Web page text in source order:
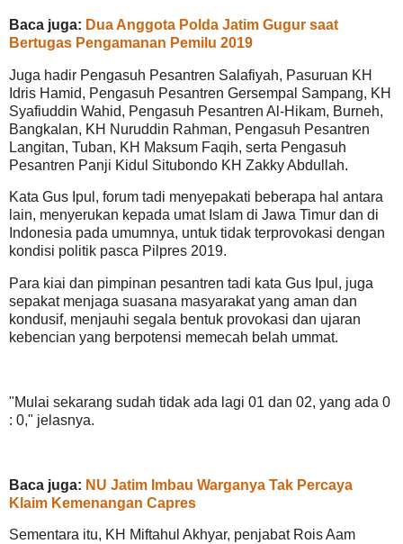
Baca juga: Dua Anggota Polda Jatim Gugur saat
Bertugas Pengamanan Pemilu 2019
Juga hadir Pengasuh Pesantren Salafiyah, Pasuruan KH
Idris Hamid, Pengasuh Pesantren Gersempal Sampang, KH
Syafiuddin Wahid, Pengasuh Pesantren Al-Hikam, Burneh,
Bangkalan, KH Nuruddin Rahman, Pengasuh Pesantren
Langitan, Tuban, KH Maksum Faqih, serta Pengasuh
Pesantren Panji Kidul Situbondo KH Zakky Abdullah.
Kata Gus Ipul, forum tadi menyepakati beberapa hal antara
lain, menyerukan kepada umat Islam di Jawa Timur dan di
Indonesia pada umumnya, untuk tidak terprovokasi dengan
kondisi politik pasca Pilpres 2019.
Para kiai dan pimpinan pesantren tadi kata Gus Ipul, juga
sepakat menjaga suasana masyarakat yang aman dan
kondusif, menjauhi segala bentuk provokasi dan ujaran
kebencian yang berpotensi memecah belah ummat.
"Mulai sekarang sudah tidak ada lagi 01 dan 02, yang ada 0
: 0," jelasnya.
Baca juga: NU Jatim Imbau Warganya Tak Percaya
Klaim Kemenangan Capres
Sementara itu, KH Miftahul Akhyar, penjabat Rois Aam